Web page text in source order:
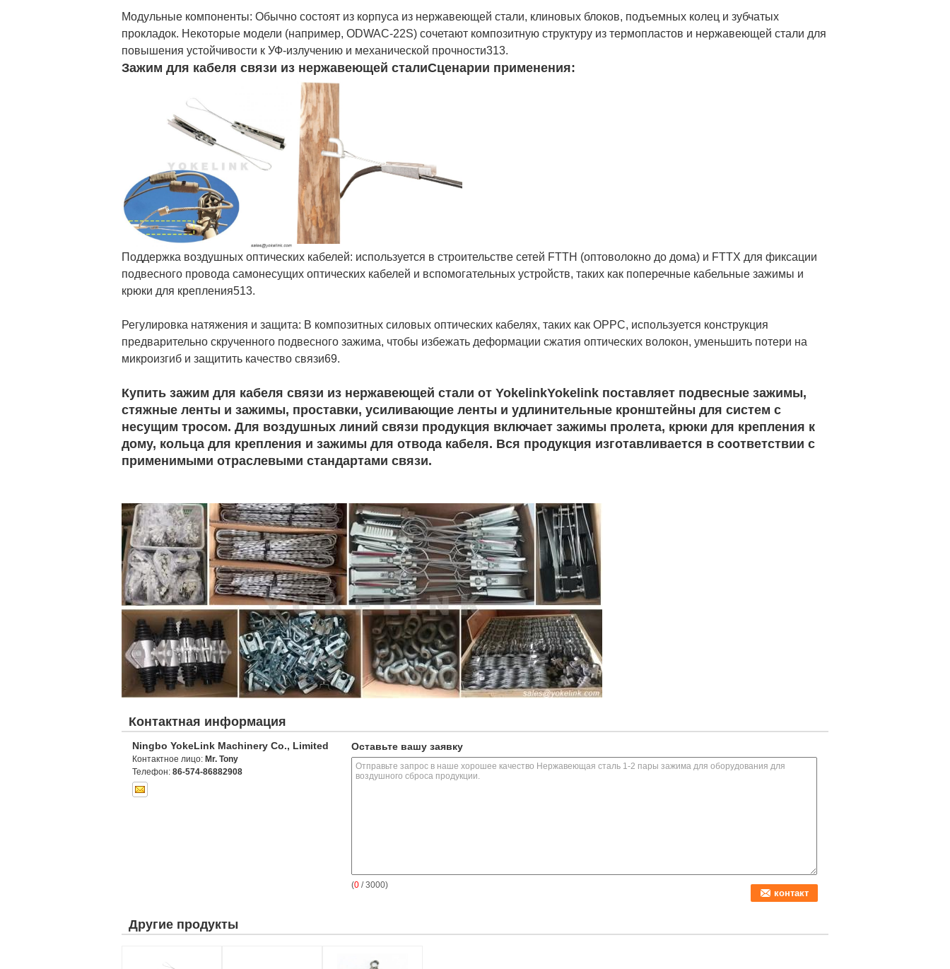
Модульные компоненты: Обычно состоят из корпуса из нержавеющей стали, клиновых блоков, подъемных колец и зубчатых
прокладок. Некоторые модели (например, ODWAC-22S) сочетают композитную структуру из термопластов и нержавеющей стали для
повышения устойчивости к УФ-излучению и механической прочности313.
Зажим для кабеля связи из нержавеющей сталиСценарии применения:
Поддержка воздушных оптических кабелей: используется в строительстве сетей FTTH (оптоволокно до дома) и FTTX для фиксации
подвесного провода самонесущих оптических кабелей и вспомогательных устройств, таких как поперечные кабельные зажимы и
крюки для крепления513.
Регулировка натяжения и защита: В композитных силовых оптических кабелях, таких как OPPC, используется конструкция
предварительно скрученного подвесного зажима, чтобы избежать деформации сжатия оптических волокон, уменьшить потери на
микроизгиб и защитить качество связи69.
Купить зажим для кабеля связи из нержавеющей стали от YokelinkYokelink поставляет подвесные зажимы,
стяжные ленты и зажимы, проставки, усиливающие ленты и удлинительные кронштейны для систем с
несущим тросом. Для воздушных линий связи продукция включает зажимы пролета, крюки для крепления к
дому, кольца для крепления и зажимы для отвода кабеля. Вся продукция изготавливается в соответствии с
применимыми отраслевыми стандартами связи.
Контактная информация
Ningbo YokeLink Machinery Co., Limited
Контактное лицо: Mr. Tony
Телефон: 86-574-86882908
Оставьте вашу заявку
(0 / 3000)
Другие продукты